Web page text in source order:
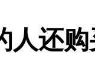
人还